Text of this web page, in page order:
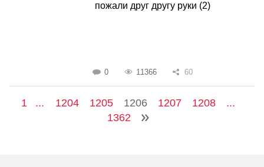
пожали друг другу руки (2)
0 11366 60
1 ... 1204 1205 1206 1207 1208
...
1362